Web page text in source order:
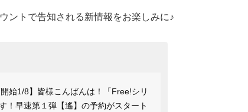
ントで告知される新情報をお楽しみに♪
始1/8】皆様こんばんは！「Free!シリ
！早速第１弾【遙】の予約がスタート